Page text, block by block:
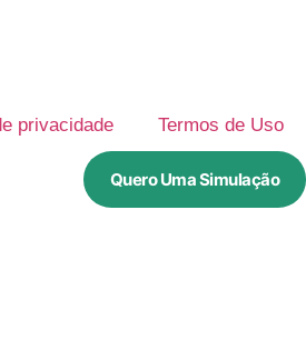
privacidade Termos de Uso
Quero Uma Simulação